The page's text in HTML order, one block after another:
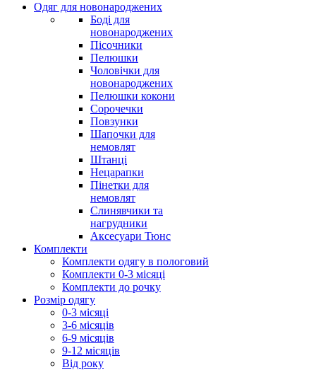
Одяг для новонароджених
Боді для
новонароджених
Пісочники
Пелюшки
Чоловічки для
новонароджених
Пелюшки кокони
Сорочечки
Повзунки
Шапочки для
немовлят
Штанці
Нецарапки
Пінетки для
немовлят
Слинявчики та
нагрудники
Аксесуари Тюнс
Комплекти
Комплекти одягу в пологовий
Комплекти 0-3 місяці
Комплекти до рочку
Розмір одягу
0-3 місяці
3-6 місяців
6-9 місяців
9-12 місяців
Від року